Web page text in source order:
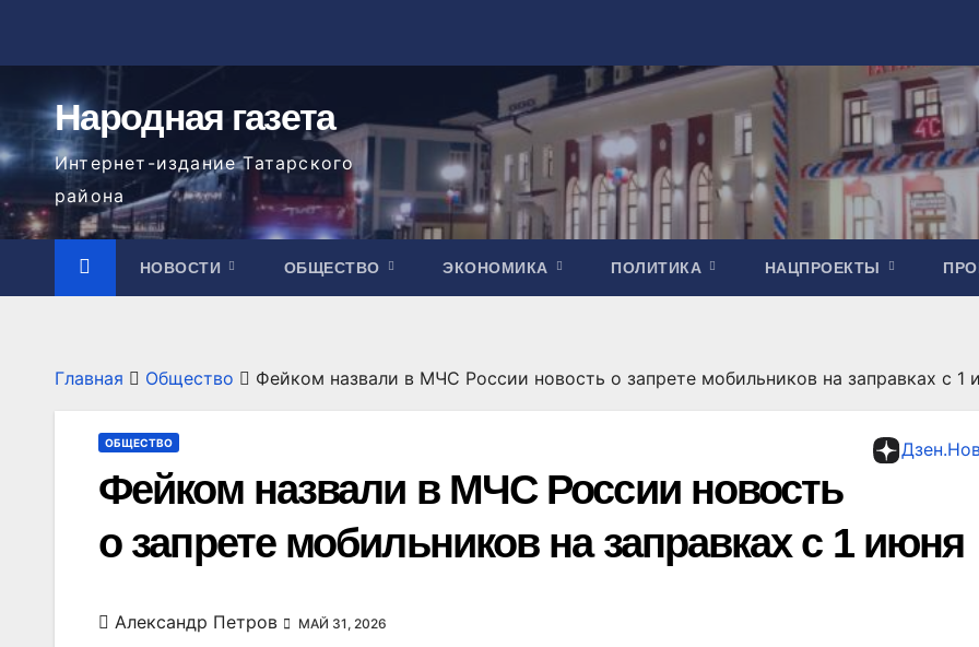
содержимому
Народная газета
Интернет-издание Татарского
района
НОВОСТИ ОБЩЕСТВО ЭКОНОМИКА ПОЛИТИКА НАЦПРОЕКТЫ
Главная Общество Фейком назвали в МЧС России новость о запрете мобильников на заправках с 1
ОБЩЕСТВО
Фейком назвали в МЧС России новость
о запрете мобильников на заправках с 1 июня
Александр Петров МАЙ 31, 2026